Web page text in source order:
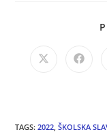
TAGS:2022 ŠKOLSKA